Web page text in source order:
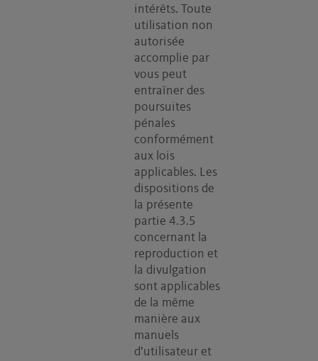
intérêts. Toute
utilisation non
autorisée
accomplie par
vous peut
entraîner des
poursuites
pénales
conformément
aux lois
applicables. Les
dispositions de
la présente
partie 4.3.5
concernant la
reproduction et
la divulgation
sont applicables
de la même
manière aux
manuels
d’utilisateur et